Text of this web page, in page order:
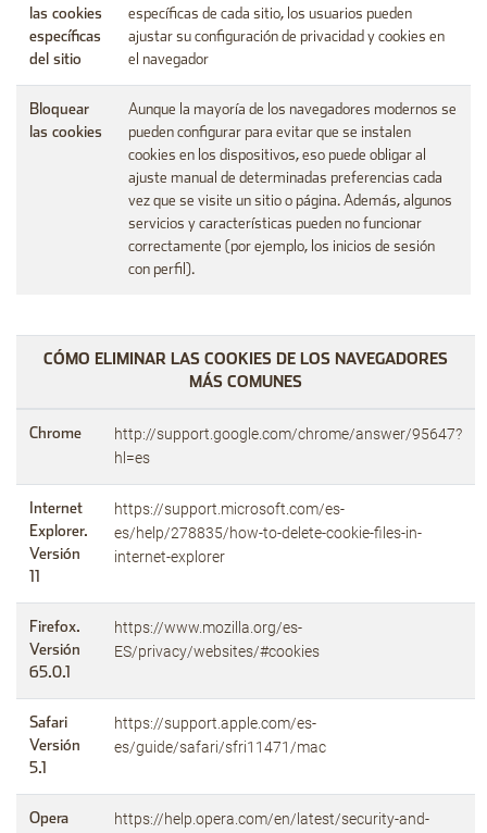
las cookies
específicas
del sitio
específicas de cada sitio, los usuarios pueden
ajustar su configuración de privacidad y cookies en
el navegador
Bloquear
las cookies
Aunque la mayoría de los navegadores modernos se
pueden configurar para evitar que se instalen
cookies en los dispositivos, eso puede obligar al
ajuste manual de determinadas preferencias cada
vez que se visite un sitio o página. Además, algunos
servicios y características pueden no funcionar
correctamente (por ejemplo, los inicios de sesión
con perfil).
CÓMO ELIMINAR LAS COOKIES DE LOS NAVEGADORES
MÁS COMUNES
Chrome
http://support.google.com/chrome/answer/95647?
hl=es
Internet
Explorer.
Versión
https://support.microsoft.com/es-
es/help/278835/how-to-delete-cookie-files-in-
internet-explorer
Firefox.
Versión
65.0.1
https://www.mozilla.org/es-
ES/privacy/websites/#cookies
Safari
Versión
5.1
https://support.apple.com/es-
es/guide/safari/sfri11471/mac
Opera
https://help.opera.com/en/latest/security-and-